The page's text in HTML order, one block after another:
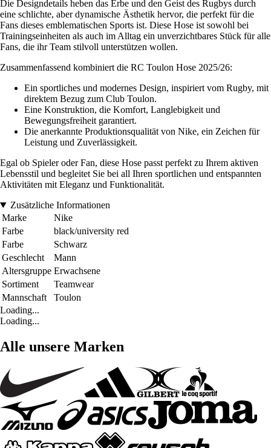
Die Designdetails heben das Erbe und den Geist des Rugbys durch
eine schlichte, aber dynamische Ästhetik hervor, die perfekt für die
Fans dieses emblematischen Sports ist. Diese Hose ist sowohl bei
Trainingseinheiten als auch im Alltag ein unverzichtbares Stück für alle
Fans, die ihr Team stilvoll unterstützen wollen.
Zusammenfassend kombiniert die RC Toulon Hose 2025/26:
Ein sportliches und modernes Design, inspiriert vom Rugby, mit
direktem Bezug zum Club Toulon.
Eine Konstruktion, die Komfort, Langlebigkeit und
Bewegungsfreiheit garantiert.
Die anerkannte Produktionsqualität von Nike, ein Zeichen für
Leistung und Zuverlässigkeit.
Egal ob Spieler oder Fan, diese Hose passt perfekt zu Ihrem aktiven
Lebensstil und begleitet Sie bei all Ihren sportlichen und entspannten
Aktivitäten mit Eleganz und Funktionalität.
Zusätzliche Informationen
Marke
Nike
Farbe
black/university red
Farbe
Schwarz
Geschlecht
Mann
Altersgruppe Erwachsene
Sortiment
Teamwear
Mannschaft
Toulon
Loading...
Loading...
Alle unsere Marken